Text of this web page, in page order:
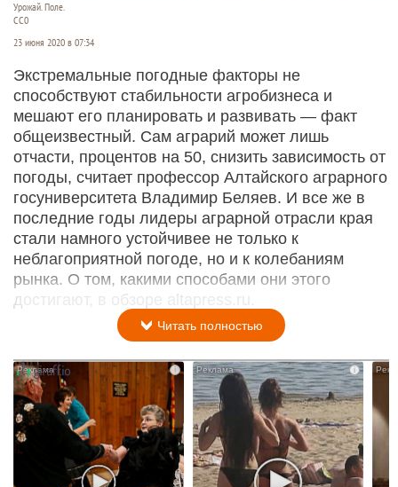
Урожай. Поле.
СС0
23 июня 2020 в 07:34
Экстремальные погодные факторы не
способствуют стабильности агробизнеса и
мешают его планировать и развивать — факт
общеизвестный. Сам аграрий может лишь
отчасти, процентов на 50, снизить зависимость от
погоды, считает профессор Алтайского аграрного
гос­университета Владимир Беляев. И все же в
последние годы лидеры аграрной отрасли края
стали намного устойчивее не только к
неблагоприятной погоде, но и к колебаниям
рынка. О том, какими способами они этого
достигают, в обзоре altapress.ru.
Читать полностью
i i